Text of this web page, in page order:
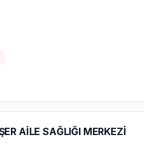
AİLE SAĞLIĞI MERKEZİ